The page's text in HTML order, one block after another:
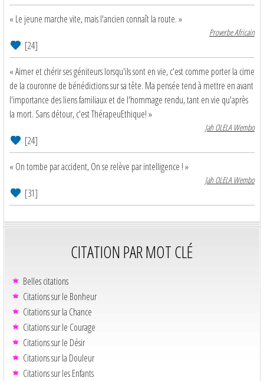
« Le jeune marche vite, mais l'ancien connaît la route. »
Proverbe Africain
[24]
« Aimer et chérir ses géniteurs lorsqu'ils sont en vie, c'est comme porter la cime
de la couronne de bénédictions sur sa tête. Ma pensée tend à mettre en avant
l'importance des liens familiaux et de l'hommage rendu, tant en vie qu'après
la mort. Sans détour, c'est ThérapeuEthique! »
Jah OLELA Wembo
[24]
« On tombe par accident, On se relève par intelligence ! »
Jah OLELA Wembo
[31]
CITATION PAR MOT CLÉ
Belles citations
Citations sur le Bonheur
Citations sur la Chance
Citations sur le Courage
Citations sur le Désir
Citations sur la Douleur
Citations sur les Enfants